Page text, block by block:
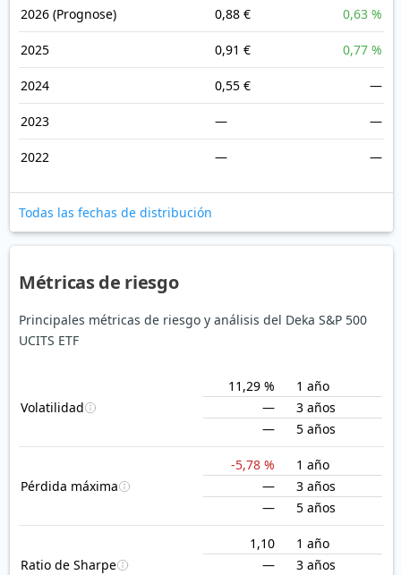
2026 (Prognose) 0,88 € 0,63 %
2025 0,91 € 0,77 %
2024 0,55 € —
2023 — —
2022 — —
Todas las fechas de distribución
Métricas de riesgo
Principales métricas de riesgo y análisis del Deka S&P 500
UCITS ETF
Volatilidad
11,29 %
1 año
—
3 años
—
5 años
Pérdida máxima
-5,78 %
1 año
—
3 años
—
5 años
Ratio de Sharpe
1,10
1 año
—
3 años